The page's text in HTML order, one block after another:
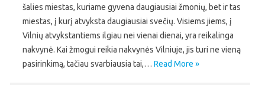
šalies miestas, kuriame gyvena daugiausiai žmonių, bet ir tas
miestas, į kurį atvyksta daugiausiai svečių. Visiems jiems, į
Vilnių atvykstantiems ilgiau nei vienai dienai, yra reikalinga
nakvynė. Kai žmogui reikia nakvynės Vilniuje, jis turi ne vieną
pasirinkimą, tačiau svarbiausia tai,… Read More »